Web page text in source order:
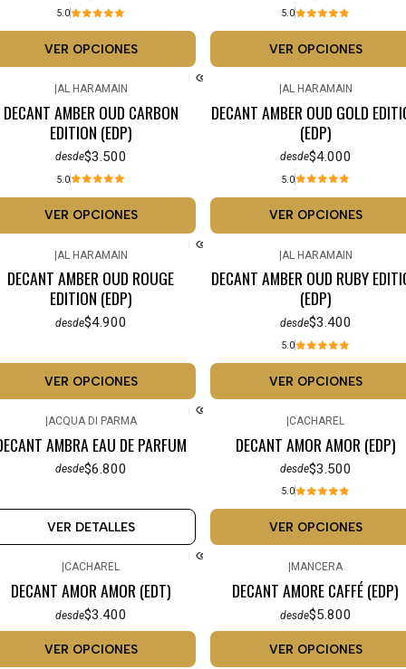
5.0
VER OPCIONES
5.0
VER OPCIONES
AL HARAMAIN
DECANT AMBER OUD CARBON
EDITION (EDP)
desde$3.500
5.0
VER OPCIONES
AL HARAMAIN
DECANT AMBER OUD GOLD
(EDP)
desde$4.000
5.0
VER OPCIONES
|AL HARAMAIN
DECANT AMBER OUD ROUGE
EDITION (EDP)
desde$4.900
VER OPCIONES
|AL HARAMAIN
DECANT AMBER OUD RUBY
(EDP)
desde$3.400
5.0
VER OPCIONES
ACQUA DI PARMA
AMBRA EAU DE PARFUM
desde$6.800
VER DETALLES
CACHAREL
DECANT AMOR AMOR (EDP)
desde$3.500
5.0
VER OPCIONES
CACHAREL
DECANT AMOR AMOR (EDT)
desde$3.400
VER OPCIONES
MANCERA
DECANT AMORE CAFFÉ (EDP)
desde$5.800
VER OPCIONES